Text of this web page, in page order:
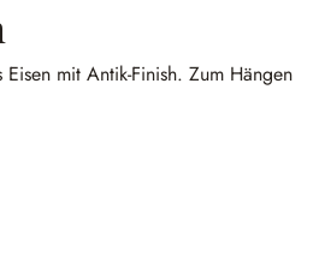
Eisen mit Antik-Finish.Zum Hängen